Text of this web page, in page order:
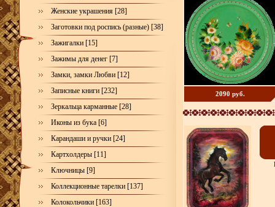
Женские украшения [28]
Заготовки под роспись (разные) [38]
Зажигалки [15]
Зажимы для денег [7]
Замки, замки Любви [12]
Записные книги [232]
Зеркальца карманные [28]
Иконы из бука [6]
Карандаши и ручки [24]
Картхолдеры [11]
Ключницы [9]
Коллекционные тарелки [137]
Колокольчики [163]
2090 руб.